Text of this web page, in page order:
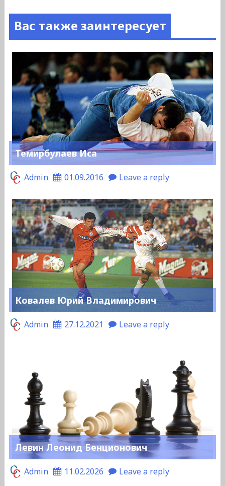
Вас также заинтересует
Темирбулаев Иса
Admin 01.09.2016 Leave a reply
Ковалев Юрий Владимирович
Admin 27.12.2021 Leave a reply
Левин Леонид Бенционович
Admin 11.02.2026 Leave a reply